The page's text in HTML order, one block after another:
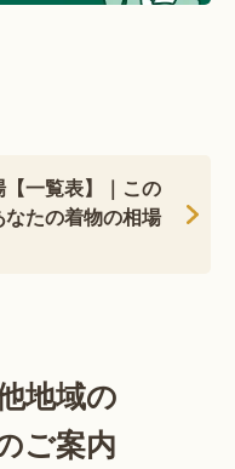
一覧表】｜この
たの着物の相場
地域の
ご案内